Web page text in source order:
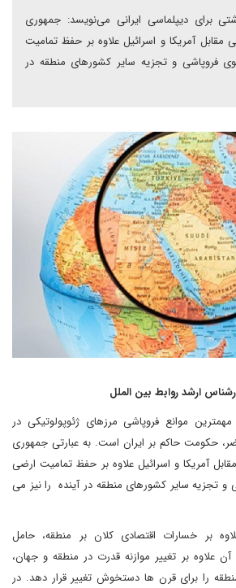
برای دیپلماسی ایرانی می‌نویسد: جمهوری
مقابل آمریکا و اسرائیل علاوه بر حفظ تمامیت
فروپاشی و تجزیه سایر کشورهای منطقه در
ارشد روابط بین الملل
موانع فروپاشی مرزهای ژئوپولوتیکی در
حکومت حاکم بر ایران است. به عبارتی جمهوری
آمریکا و اسرائیل علاوه بر حفظ تمامیت ارضی
و تجزیه سایر کشورهای منطقه در آینده را نیز می
بر خسارات اقتصادی کلان بر منطقه، حامل
علاوه بر تغییر موازنه قدرت در منطقه و جهان،
را برای قرن ها دستخوش تغییر قرار دهد. در